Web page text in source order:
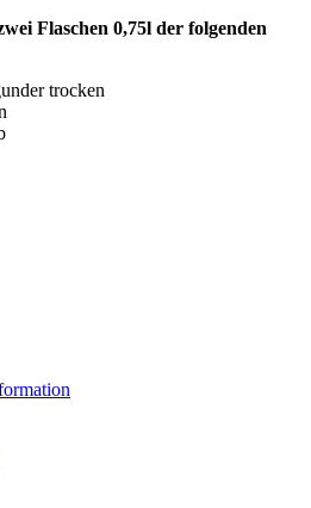
Flaschen 0,75l der folgenden
trocken